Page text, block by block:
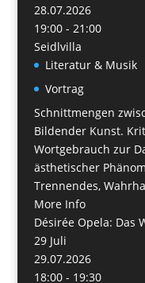
28.07.2026
19:00 - 21:00
Seidlvilla
Literatur & Musik
Vortrag
Schnittmengen
Bildender Kunst.
Wortgebrauch zur
ästhetischer
Trennendes,
More Info
Désirée Opela: Das
29 Juli
29.07.2026
18:00 - 19:30